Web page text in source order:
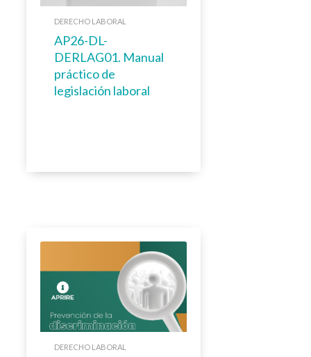
DERECHO LABORAL
AP26-DL-
DERLAG01. Manual
práctico de
legislación laboral
DERECHO LABORAL